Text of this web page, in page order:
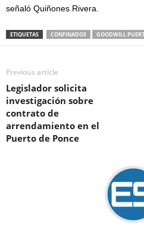
señaló Quiñones Rivera.
ETIQUETAS CONFINADOS GOODWILL
Previous article
Legislador solicita
investigación sobre
contrato de
arrendamiento en el
Puerto de Ponce